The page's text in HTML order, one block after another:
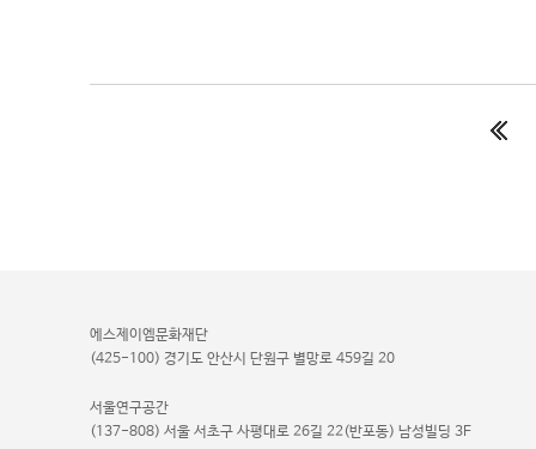
에스제이엠문화재단
(425-100) 경기도 안산시 단원구 별망로 459길 20
서울연구공간
(137-808) 서울 서초구 사평대로 26길 22(반포동) 남성빌딩 3F